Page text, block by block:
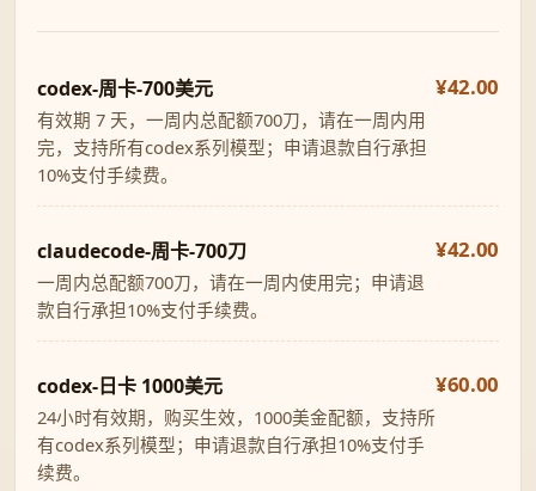
codex-周卡-700美元
有效期 7 天，一周内总配额700刀，请在一周内用
完，支持所有codex系列模型；申请退款自行承担
10%支付手续费。
¥42.00
claudecode-周卡-700刀
一周内总配额700刀，请在一周内使用完；申请退
款自行承担10%支付手续费。
¥42.00
codex-日卡 1000美元
24小时有效期，购买生效，1000美金配额，支持所
有codex系列模型；申请退款自行承担10%支付手
续费。
¥60.00